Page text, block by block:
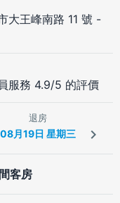
大王峰南路 11 號 -
服務 4.9/5 的評價
退房
客房